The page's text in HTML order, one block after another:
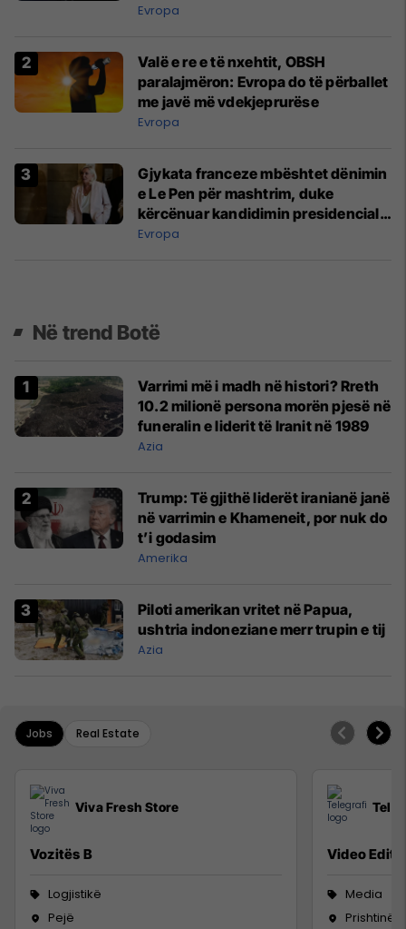
Evropa
Valë e re e të nxehtit, OBSH
paralajmëron: Evropa do të përballet
me javë më vdekjeprurëse
Evropa
Gjykata franceze mbështet dënimin
e Le Pen për mashtrim, duke
kërcënuar kandidimin presidencial
të vitit 2027
Evropa
Në trend Botë
Varrimi më i madh në histori? Rreth
10.2 milionë persona morën pjesë në
funeralin e liderit të Iranit në 1989
Azia
Trump: Të gjithë liderët iranianë janë
në varrimin e Khameneit, por nuk do
t’i godasim
Amerika
Piloti amerikan vritet në Papua,
ushtria indoneziane merr trupin e tij
Azia
Jobs Real Estate
Viva Fresh Store
Vozitës B
Logjistikë
Pejë
Video
Media
Prishtinë